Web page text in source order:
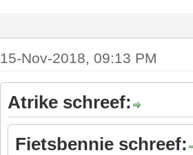
15-Nov-2018, 09:13 PM
Atrike schreef:
Fietsbennie schreef: